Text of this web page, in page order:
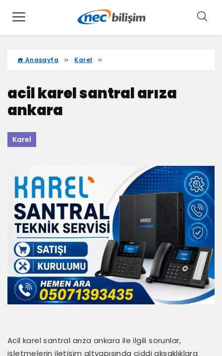
Anasayfa Karel
acil karel santral arıza
ankara
Karel
Acil karel santral arıza ankara ile ilgili sorunlar,
işletmelerin iletişim altyapısında ciddi aksaklıklara